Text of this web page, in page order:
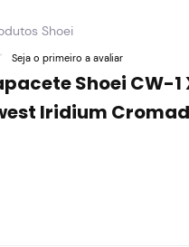
Shoei
Seja o primeiro a avaliar
Shoei CW-1
Iridium